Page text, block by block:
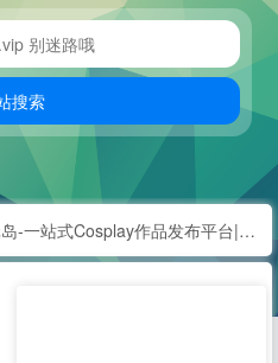
次元岛-一站式Cosplay作品发布平台|Cosplay社区|Cosplay论坛|Cosplay商业演出